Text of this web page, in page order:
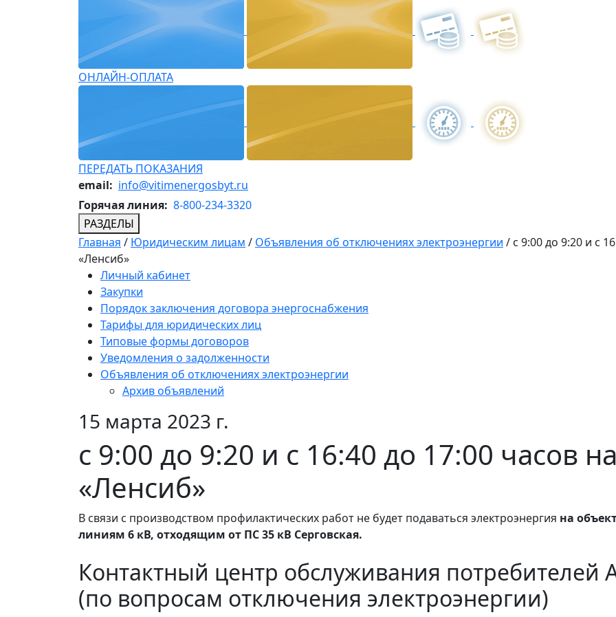
ОНЛАЙН-ОПЛАТА
ПЕРЕДАТЬ ПОКАЗАНИЯ
email: info@vitimenergosbyt.ru
Горячая линия: 8-800-234-3320
РАЗДЕЛЫ
Главная / Юридическим лицам / Объявления об отключениях электроэнергии / с 9:00 до 9:20 и с
«Ленсиб»
Личный кабинет
Закупки
Порядок заключения договора энергоснабжения
Тарифы для юридических лиц
Типовые формы договоров
Уведомления о задолженности
Объявления об отключениях электроэнергии
Архив объявлений
15 марта 2023 г.
с 9:00 до 9:20 и с 16:40 до 17:00 часов
«Ленсиб»
В связи с производством профилактических работ не будет подаваться электроэнергия на
линиям 6 кВ, отходящим от ПС 35 кВ Серговская.
Контактный центр обслуживания потребителей
(по вопросам отключения электроэнергии)